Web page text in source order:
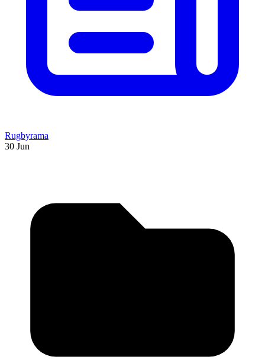
Rugbyrama
30 Jun